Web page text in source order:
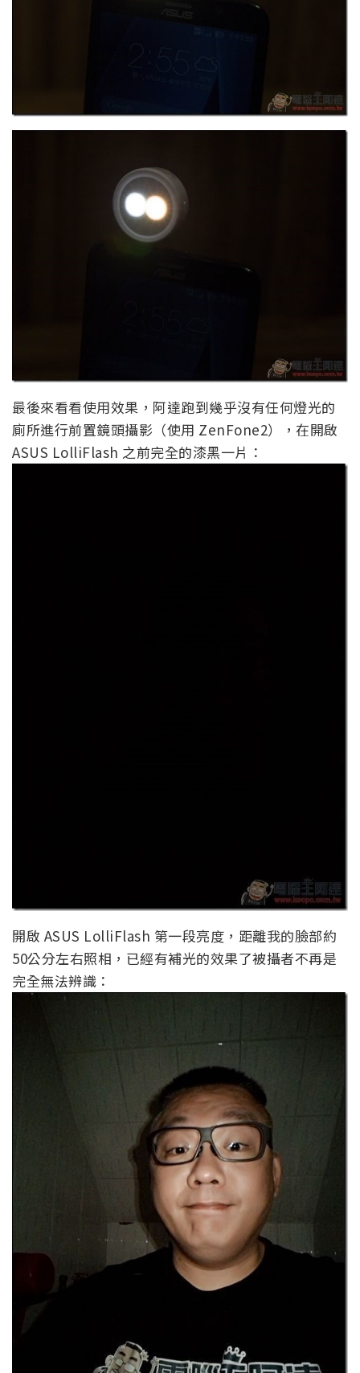
最後來看看使用效果，阿達跑到幾乎沒有任何燈光的
廁所進行前置鏡頭攝影（使用 ZenFone2），在開啟
ASUS LolliFlash 之前完全的漆黑一片：
開啟 ASUS LolliFlash 第一段亮度，距離我的臉部約
50公分左右照相，已經有補光的效果了被攝者不再是
完全無法辨識：